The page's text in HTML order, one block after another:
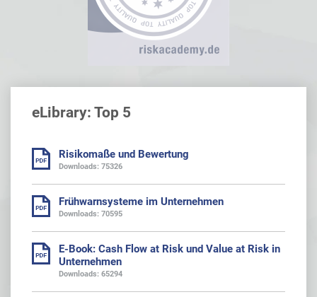
eLibrary: Top 5
Risikomaße und Bewertung
Downloads: 75326
Frühwarnsysteme im Unternehmen
Downloads: 70595
E-Book: Cash Flow at Risk und Value at Risk in
Unternehmen
Downloads: 65294